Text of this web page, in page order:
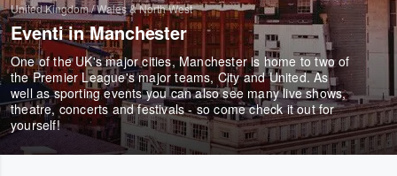
United Kingdom/Wales & North West
Eventi in Manchester
One of the UK's major cities, Manchester is home to two of
the Premier League's major teams, City and United. As
well as sporting events you can also see many live shows,
theatre, concerts and festivals - so come check it out for
yourself!